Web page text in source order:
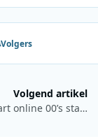
Volgers
Volgend artikel
Sky Radio start online 00’s station